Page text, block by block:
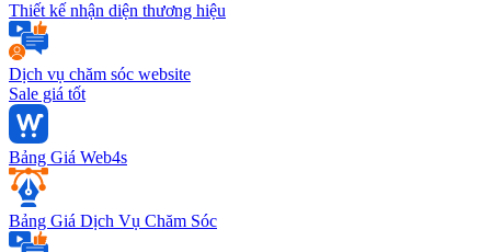
Thiết kế nhận diện thương hiệu
Dịch vụ chăm sóc website
Sale giá tốt
Bảng Giá Web4s
Bảng Giá Dịch Vụ Chăm Sóc